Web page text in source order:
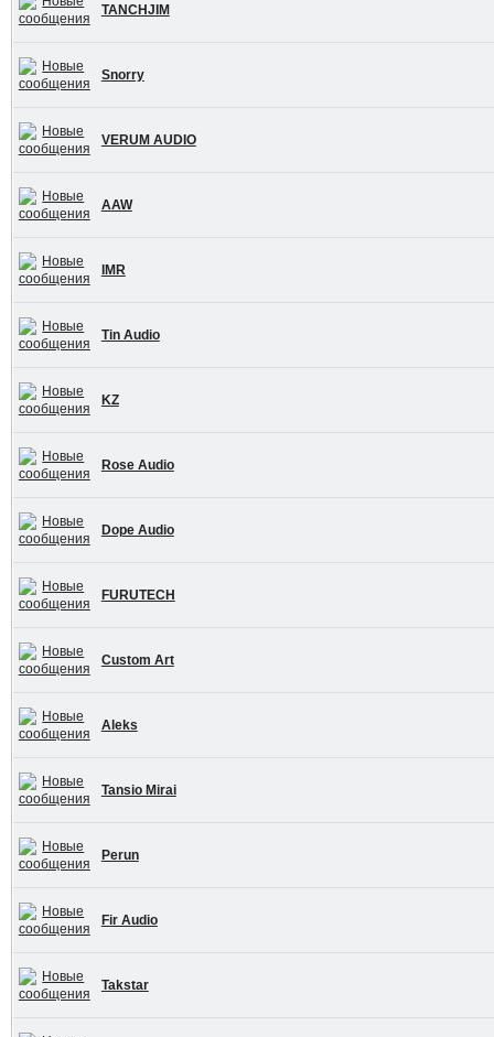
TANCHJIM
Snorry
VERUM AUDIO
AAW
IMR
Tin Audio
KZ
Rose Audio
Dope Audio
FURUTECH
Custom Art
Aleks
Tansio Mirai
Perun
Fir Audio
Takstar